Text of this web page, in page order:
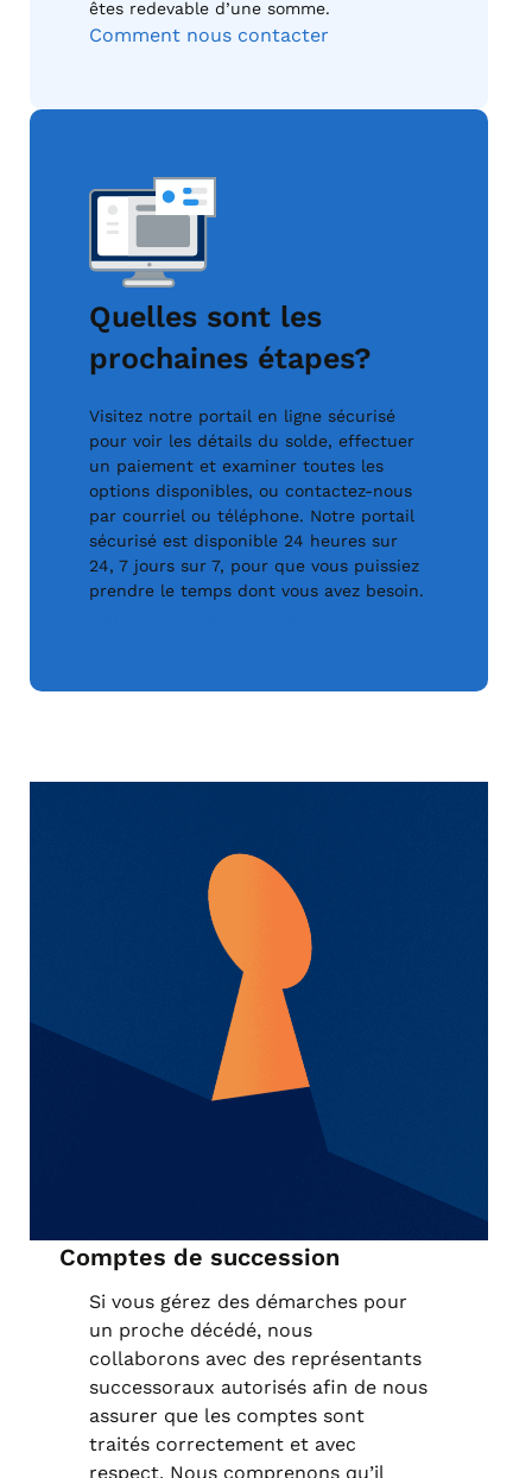
êtes redevable d’une somme.
Comment nous contacter
Quelles sont les
prochaines étapes?
Visitez notre portail en ligne sécurisé
pour voir les détails du solde, effectuer
un paiement et examiner toutes les
options disponibles, ou contactez-nous
par courriel ou téléphone. Notre portail
sécurisé est disponible 24 heures sur
24, 7 jours sur 7, pour que vous puissiez
prendre le temps dont vous avez besoin.
Comptes de succession
Si vous gérez des démarches pour
un proche décédé, nous
collaborons avec des représentants
successoraux autorisés afin de nous
assurer que les comptes sont
traités correctement et avec
respect. Nous comprenons qu’il